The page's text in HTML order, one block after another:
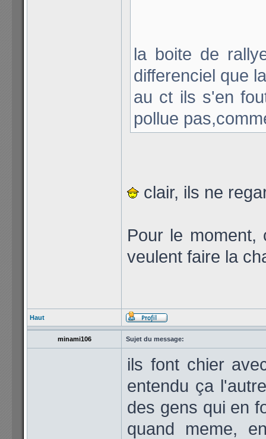
la boite de
differenciel que
au ct ils s'en
pollue
clair, ils ne
Pour le
veulent faire la
Haut
minami106 Sujet du message:
ils font chier
entendu ça
des gens qui en
quand meme,